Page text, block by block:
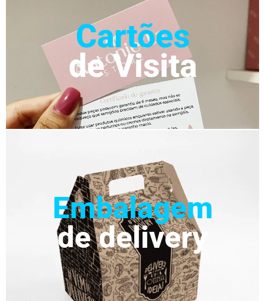
Cartões
de Visita
Embalagem
de delivery